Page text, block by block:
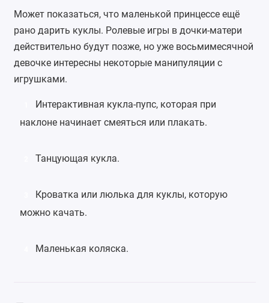
Может показаться, что маленькой принцессе ещё
рано дарить куклы. Ролевые игры в дочки-матери
действительно будут позже, но уже восьмимесячной
девочке интересны некоторые манипуляции с
игрушками.
Интерактивная кукла-пупс, которая при
наклоне начинает смеяться или плакать.
Танцующая кукла.
Кроватка или люлька для куклы, которую
можно качать.
Маленькая коляска.